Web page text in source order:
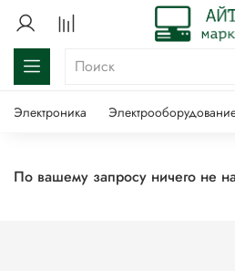
Электроника
По вашему запросу ничего не